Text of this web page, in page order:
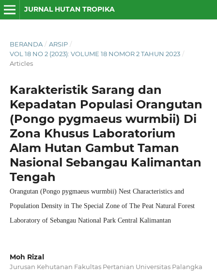
JURNAL HUTAN TROPIKA
BERANDA / ARSIP /
VOL 18 NO 2 (2023): VOLUME 18 NOMOR 2 TAHUN 2023 /
Articles
Karakteristik Sarang dan
Kepadatan Populasi Orangutan
(Pongo pygmaeus wurmbii) Di
Zona Khusus Laboratorium
Alam Hutan Gambut Taman
Nasional Sebangau Kalimantan
Tengah
Orangutan (Pongo pygmaeus wurmbii) Nest Characteristics and
Population Density in The Special Zone of The Peat Natural Forest
Laboratory of Sebangau National Park Central Kalimantan
Moh Rizal
Jurusan Kehutanan Fakultas Pertanian Universitas Palangka